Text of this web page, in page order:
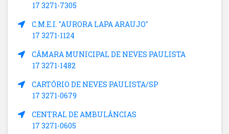
17 3271-7305
C.M.E.I. "AURORA LAPA ARAUJO"
17 3271-1124
CÂMARA MUNICIPAL DE NEVES PAULISTA
17 3271-1482
CARTÓRIO DE NEVES PAULISTA/SP
17 3271-0679
CENTRAL DE AMBULÂNCIAS
17 3271-0605